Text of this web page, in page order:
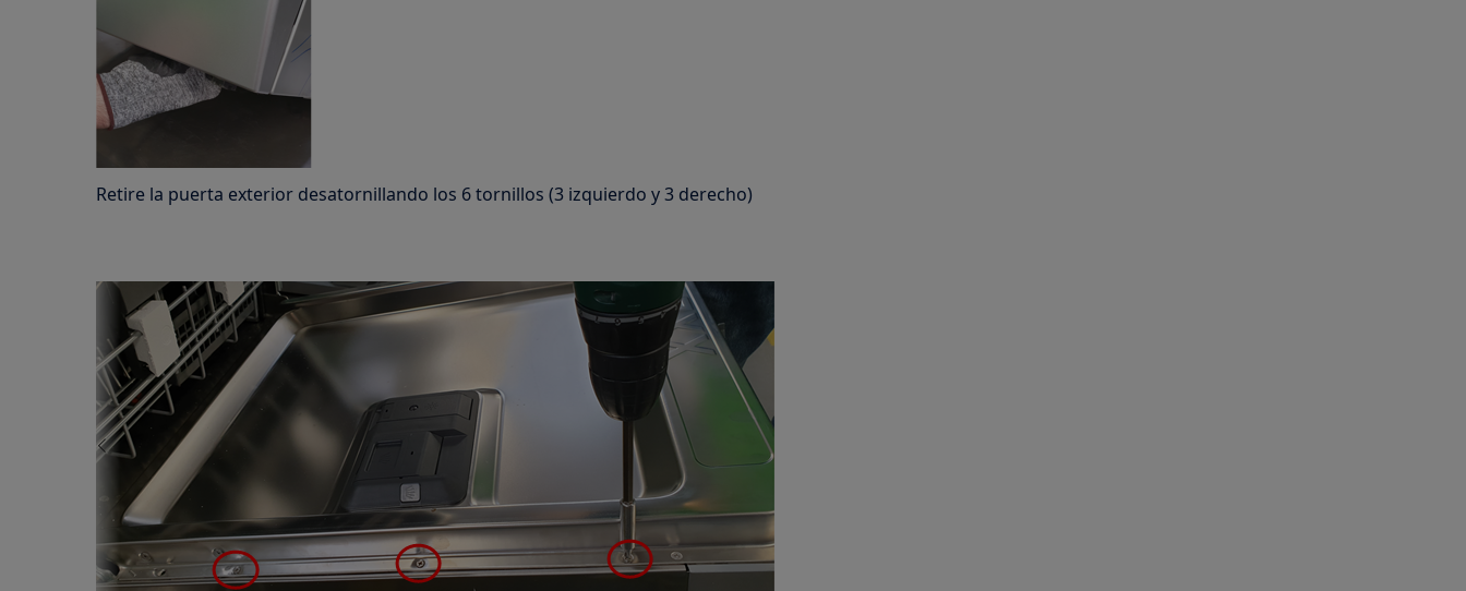
Retire la puerta exterior desatornillando los 6 tornillos (3 izquierdo y 3 derecho)